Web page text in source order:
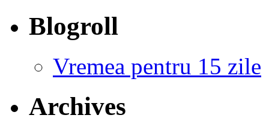
Blogroll
Vremea pentru 15 zile
Archives